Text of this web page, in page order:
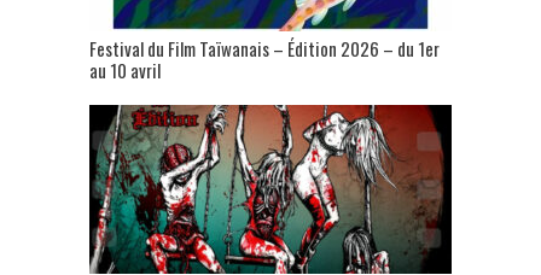
Festival du Film Taïwanais – Édition 2026 – du 1er
au 10 avril